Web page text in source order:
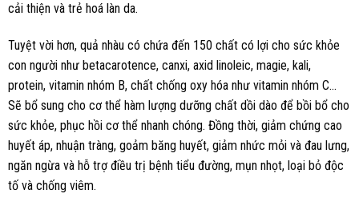
cải thiện và trẻ hoá làn da.
Tuyệt vời hơn, quả nhàu có chứa đến 150 chất có lợi cho sức khỏe
con người như betacarotence, canxi, axid linoleic, magie, kali,
protein, vitamin nhóm B, chất chống oxy hóa như vitamin nhóm C…
Sẽ bổ sung cho cơ thể hàm lượng dưỡng chất dồi dào để bồi bổ cho
sức khỏe, phục hồi cơ thể nhanh chóng. Đồng thời, giảm chứng cao
huyết áp, nhuận tràng, goảm băng huyết, giảm nhức mỏi và đau lưng,
ngăn ngừa và hỗ trợ điều trị bệnh tiểu đường, mụn nhọt, loại bỏ độc
tố và chống viêm.